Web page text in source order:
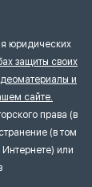
юридических
защиты своих
и
сайте.
права (в
(в том
или